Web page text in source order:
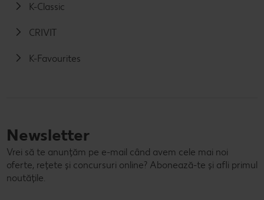
K-Classic
CRIVIT
K-Favourites
Newsletter
Vrei să te anunțăm pe e-mail când avem cele mai noi
oferte, rețete și concursuri online? Abonează-te și afli primul
noutățile.